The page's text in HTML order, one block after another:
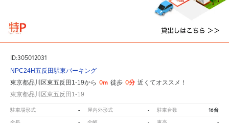
ID:305012031
NPC24H五反田駅東パーキング
東京都品川区東五反田1-19から 0m 徒歩 0分 近くてオススメ！
東京都品川区東五反田1-19
駐車場形式 - 屋内外形式 - 駐車台数 16台